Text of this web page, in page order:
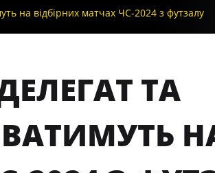
на відбірних матчах ЧС-2024 з футзалу
ТА